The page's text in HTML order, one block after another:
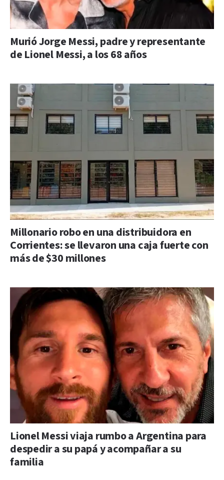
Murió Jorge Messi, padre y representante
de Lionel Messi, a los 68 años
Millonario robo en una distribuidora en
Corrientes: se llevaron una caja fuerte con
más de $30 millones
Lionel Messi viaja rumbo a Argentina para
despedir a su papá y acompañar a su
familia